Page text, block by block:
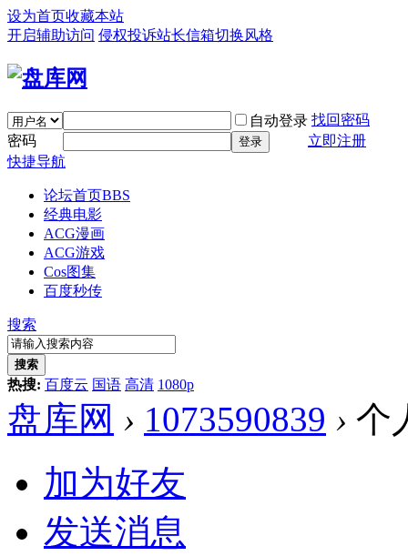
设为首页收藏本站
开启辅助访问 侵权投诉站长信箱切换风格
自动登录 找回密码
密码
登录
立即注册
快捷导航
论坛首页BBS
经典电影
ACG漫画
ACG游戏
Cos图集
百度秒传
搜索
搜索
热搜: 百度云 国语 高清 1080p
盘库网 › 1073590839 › 个
加为好友
发送消息